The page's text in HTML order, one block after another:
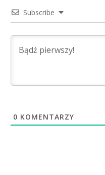
Subscribe
0 KOMENTARZY